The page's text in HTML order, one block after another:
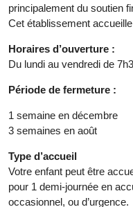
principalement du soutien
Cet établissement
Horaires d’ouverture :
Du lundi au vendredi de
Période de fermeture :
1 semaine en décembre
3 semaines en août
Type d’accueil
Votre enfant peut être
pour 1 demi-journée en
occasionnel, ou d’urgence.